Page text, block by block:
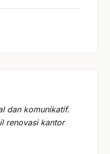
dan komunikatif.
renovasi kantor